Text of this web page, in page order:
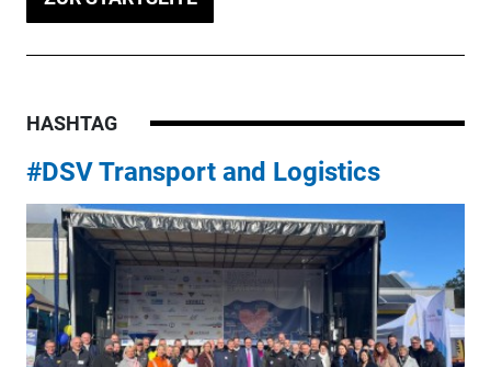
HASHTAG
#DSV Transport and Logistics